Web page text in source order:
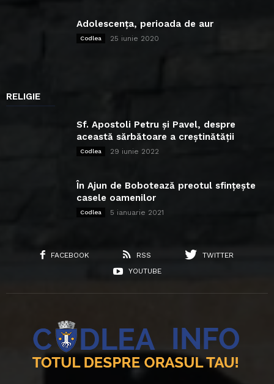
Adolescența, perioada de aur
Codlea 25 iunie 2020
RELIGIE
Sf. Apostoli Petru și Pavel, despre
această sărbătoare a creștinătății
Codlea 29 iunie 2022
În Ajun de Bobotează preotul sfințește
casele oamenilor
Codlea 5 ianuarie 2021
FACEBOOK RSS
TWITTER
YOUTUBE